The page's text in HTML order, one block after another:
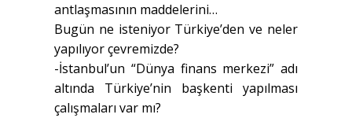
antlaşmasının maddelerini…
Bugün ne isteniyor Türkiye’den ve neler
yapılıyor çevremizde?
-İstanbul’un “Dünya finans merkezi” adı
altında Türkiye’nin başkenti yapılması
çalışmaları var mı?